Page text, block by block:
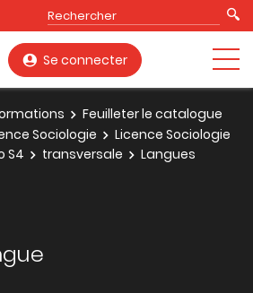
Se connecter
Feuilleter le catalogue
Sociologie
Licence Sociologie
S4
transversale
Langues